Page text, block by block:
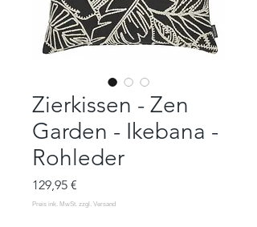
Zierkissen - Zen
Garden - Ikebana -
Rohleder
129,95 €